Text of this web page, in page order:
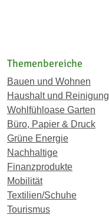
Themenbereiche
Bauen und Wohnen
Haushalt und Reinigung
Wohlfühloase Garten
Büro, Papier & Druck
Grüne Energie
Nachhaltige
Finanzprodukte
Mobilität
Textilien/Schuhe
Tourismus